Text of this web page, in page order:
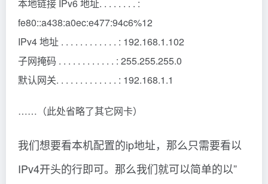
本地链接 IPv6 地址. . . . . . . . :
fe80::a438:a0ec:e477:94c6%12
IPv4 地址 . . . . . . . . . . . . : 192.168.1.102
子网掩码 . . . . . . . . . . . . : 255.255.255.0
默认网关. . . . . . . . . . . . . : 192.168.1.1
……（此处省略了其它网卡）
我们想要看本机配置的ip地址，那么只需要看以
IPv4开头的行即可。那么我们就可以简单的以”